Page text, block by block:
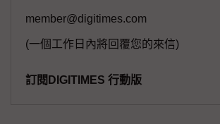
member@digitimes.com
(一個工作日內將回覆您的來信)
訂閱DIGITIMES 行動版